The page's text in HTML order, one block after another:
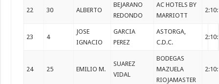
22 30 ALBERTO
BEJARANO
REDONDO
AC HOTELS BY
MARRIOTT
23 4
JOSE
IGNACIO
GARCIA
PEREZ
ASTORGA,
C.D.C.
24 25 EMILIO M.
SUAREZ
VIDAL
BODEGAS
MAZUELA
RIOJAMASTER